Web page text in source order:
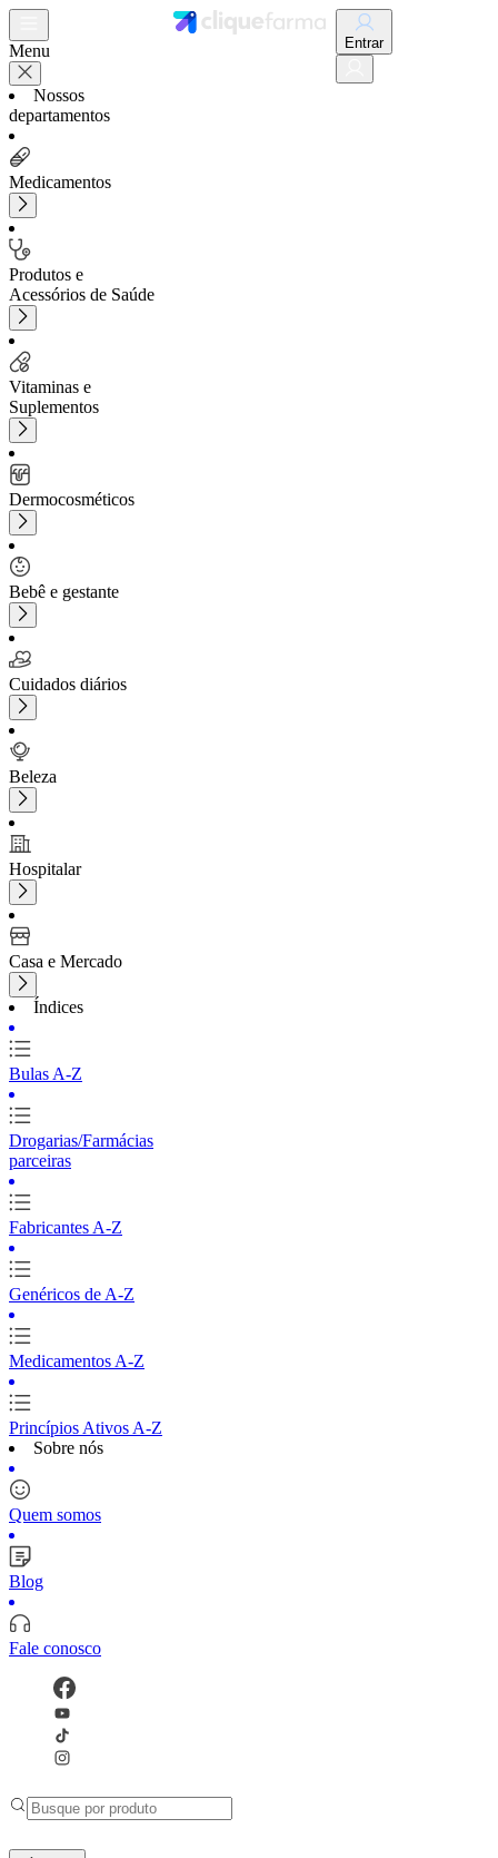
Menu
Nossos
departamentos
Medicamentos
Produtos e
Acessórios de Saúde
Vitaminas e
Suplementos
Dermocosméticos
Bebê e gestante
Cuidados diários
Beleza
Hospitalar
Casa e Mercado
Índices
Bulas A-Z
Drogarias/Farmácias
parceiras
Fabricantes A-Z
Genéricos de A-Z
Medicamentos A-Z
Princípios Ativos A-Z
Sobre nós
Quem somos
Blog
Fale conosco
Entrar